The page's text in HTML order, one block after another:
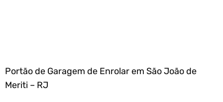
Portão de Garagem de Enrolar em São João de
Meriti – RJ